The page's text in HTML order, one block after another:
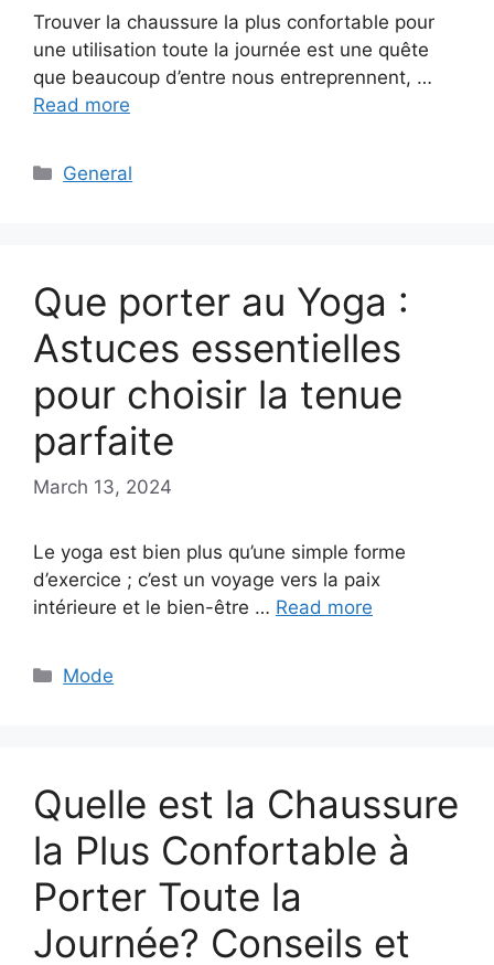
Trouver la chaussure la plus confortable pour
une utilisation toute la journée est une quête
que beaucoup d’entre nous entreprennent, …
Read more
Categories
General
Que porter au Yoga :
Astuces essentielles
pour choisir la tenue
parfaite
March 13, 2024
Le yoga est bien plus qu’une simple forme
d’exercice ; c’est un voyage vers la paix
intérieure et le bien-être … Read more
Categories
Mode
Quelle est la Chaussure
la Plus Confortable à
Porter Toute la
Journée? Conseils et